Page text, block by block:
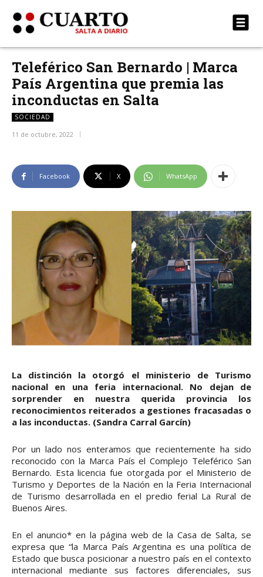
Teleférico San Bernardo | Marca
País Argentina que premia las
inconductas en Salta
SOCIEDAD
11 de octubre, 2022
Facebook X WhatsApp
La distinción la otorgó el ministerio de Turismo
nacional en una feria internacional. No dejan de
sorprender en nuestra querida provincia los
reconocimientos reiterados a gestiones fracasadas o
a las inconductas. (Sandra Carral Garcín)
Por un lado nos enteramos que recientemente ha sido
reconocido con la Marca País el Complejo Teleférico San
Bernardo. Esta licencia fue otorgada por el Ministerio de
Turismo y Deportes de la Nación en la Feria Internacional
de Turismo desarrollada en el predio ferial La Rural de
Buenos Aires.
En el anuncio* en la página web de la Casa de Salta, se
expresa que “la Marca País Argentina es una política de
Estado que busca posicionar a nuestro país en el contexto
internacional mediante sus factores diferenciales, sus